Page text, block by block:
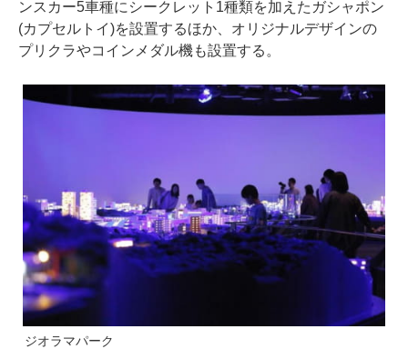
ンスカー5車種にシークレット1種類を加えたガシャポン
(カプセルトイ)を設置するほか、オリジナルデザインの
プリクラやコインメダル機も設置する。
ジオラマパーク